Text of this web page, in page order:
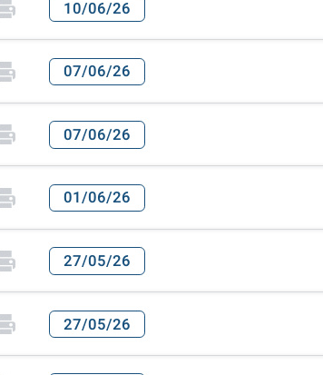
10/06/26
07/06/26
07/06/26
01/06/26
27/05/26
27/05/26